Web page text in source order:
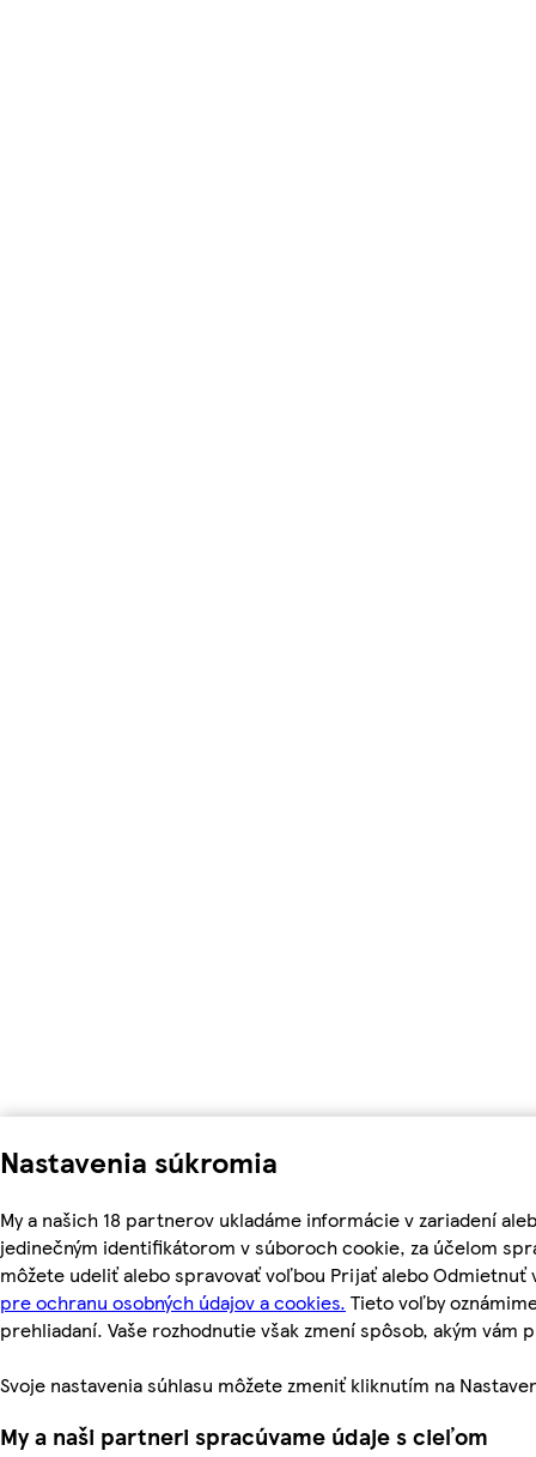
Nastavenia súkromia
My a našich 18 partnerov ukladáme informácie v zariadení
jedinečným identifikátorom v súboroch cookie, za účelom
môžete udeliť alebo spravovať voľbou Prijať alebo
pre ochranu osobných údajov a cookies. Tieto voľby
prehliadaní. Vaše rozhodnutie však zmení spôsob, akým vám
Svoje nastavenia súhlasu môžete zmeniť kliknutím na
My a naši partneri spracúvame údaje s cieľom